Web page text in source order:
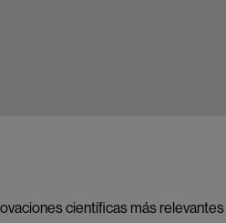
científicas más